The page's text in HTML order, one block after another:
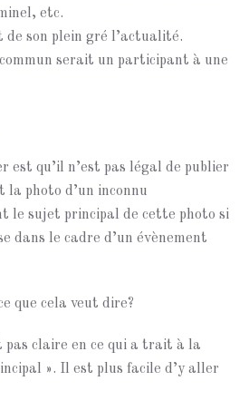
etc.
de son plein gré l’actualité.
serait un participant à une
est qu’il n’est pas légal de publier
la photo d’un inconnu
le sujet principal de cette photo si
dans le cadre d’un évènement
que cela veut dire?
pas claire en ce qui a trait à la
». Il est plus facile d’y aller